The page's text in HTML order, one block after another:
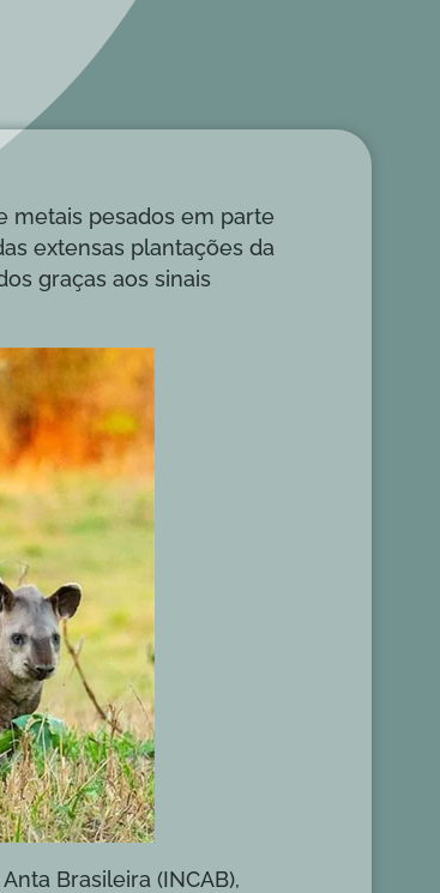
metais pesados em parte
extensas plantações da
graças aos sinais
Brasileira (INCAB),